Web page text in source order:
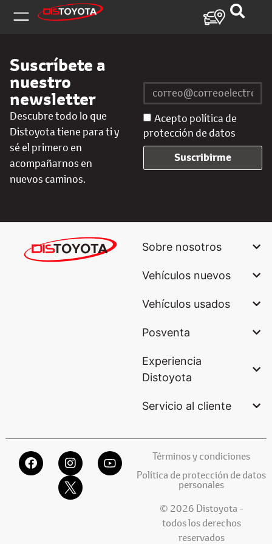
Suscríbete a
nuestro
newsletter
Descubre todo lo que
Distoyota tiene para ti y
sé el primero en
acompañarnos en
nuevos caminos.
Acepto política de
protección de datos
Suscribirme
Sobre nosotros
Vehículos nuevos
Vehículos usados
Posventa
Experiencia
Distoyota
Servicio al cliente
Términos y condiciones
Política de protección de datos
personales
© 2026 Distoyota -
todos los derechos
reservados